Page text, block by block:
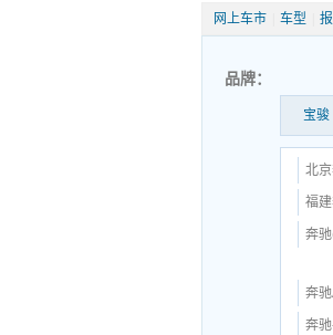
网上车市 车型
品牌：
宝骏
北京
福建
奔驰
奔驰
奔驰